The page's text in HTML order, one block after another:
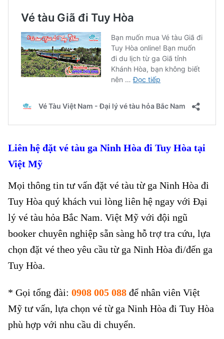
Liên hệ đặt vé tàu ga Ninh Hòa đi Tuy Hòa tại
Việt Mỹ
Mọi thông tin tư vấn đặt vé tàu từ ga Ninh Hòa đi
Tuy Hòa quý khách vui lòng liên hệ ngay với Đại
lý vé tàu hỏa Bắc Nam. Việt Mỹ với đội ngũ
booker chuyên nghiệp sẵn sàng hỗ trợ tra cứu, lựa
chọn đặt vé theo yêu cầu từ ga Ninh Hòa đi/đến ga
Tuy Hòa.
* Gọi tổng đài: 0908 005 088 để nhân viên Việt
Mỹ tư vấn, lựa chọn vé từ ga Ninh Hòa đi Tuy Hòa
phù hợp với nhu cầu di chuyển.